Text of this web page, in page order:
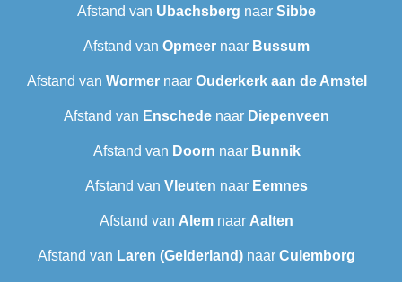
Afstand van Ubachsberg naar Sibbe
Afstand van Opmeer naar Bussum
Afstand van Wormernaar Ouderkerk aan de Amstel
Afstand van Enschede naar Diepenveen
Afstand van Doorn naar Bunnik
Afstand van Vleuten naar Eemnes
Afstand van Alem naar Aalten
Afstand van Laren (Gelderland) naar Culemborg